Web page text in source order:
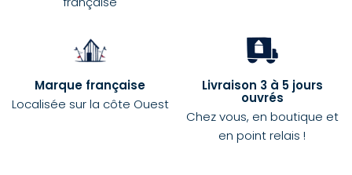
Marque française
Localisée sur la côte Ouest
Livraison 3 à 5 jours
ouvrés
Chez vous, en boutique et
en point relais !